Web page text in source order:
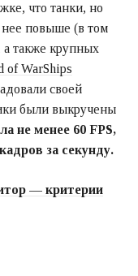
что танки, но
нее повыше (в том
а также крупных
of WarShips
своей
были выкручены
не менее 60 FPS,
за секунду.
— критерии